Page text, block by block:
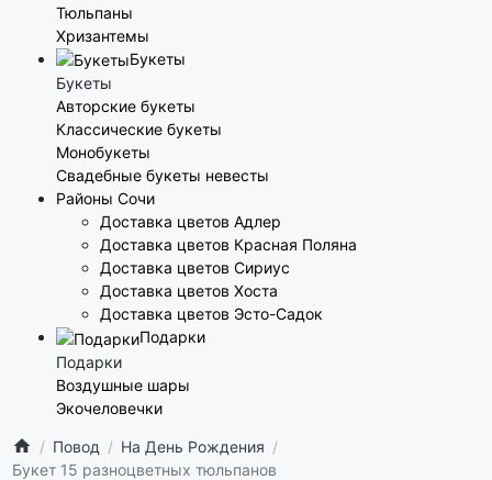
Тюльпаны
Хризантемы
Букеты
Букеты
Авторские букеты
Классические букеты
Монобукеты
Свадебные букеты невесты
Районы Сочи
Доставка цветов Адлер
Доставка цветов Красная Поляна
Доставка цветов Сириус
Доставка цветов Хоста
Доставка цветов Эсто-Садок
Подарки
Подарки
Воздушные шары
Экочеловечки
Повод
На День Рождения
Букет 15 разноцветных тюльпанов